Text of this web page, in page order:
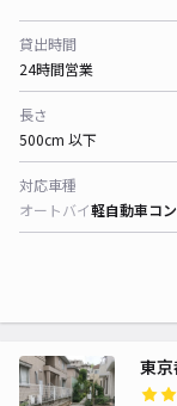
貸出時間
24時間営業
長さ
500cm 以下
対応車種
オートバイ軽自動車コ
東